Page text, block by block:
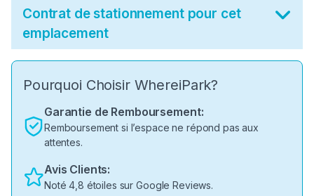
Contrat de stationnement pour cet
emplacement
Pourquoi Choisir WhereiPark?
Garantie de Remboursement:
Remboursement si l’espace ne répond pas aux
attentes.
Avis Clients:
Noté 4,8 étoiles sur Google Reviews.